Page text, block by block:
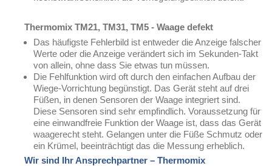
Thermomix TM21, TM31, TM5 - Waage defekt
Das häufigste Fehlerbild ist entweder die Anzeige falscher
Werte oder die Anzeige verändert sich im Sekunden-Takt
von allein, ohne dass Sie etwas tun müssen.
Die Fehlfunktion wird oft durch den einfachen Aufbau der
Wiege-Vorrichtung begünstigt. Das Gerät steht auf drei
Füßen, in denen Sensoren der Waage integriert sind.
Diese Sensoren sind sehr empfindlich. Voraussetzung für
eine einwandfreie Funktion der Waage ist, dass das Gerät
waagerecht steht. Gelangen unter die Füße Schmutz oder
ein Krümel, beeinträchtigt das die Messung erheblich.
Wir sind Ihr Ansprechpartner – Thermomix